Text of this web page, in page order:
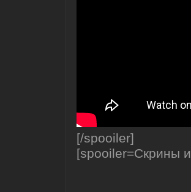
[/spooiler]
[spooiler=Скрины